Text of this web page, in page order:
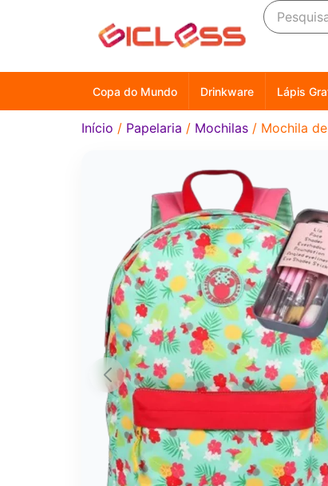
Copa do Mundo Drinkware Lápis
Início / Papelaria / Mochilas / Mochila